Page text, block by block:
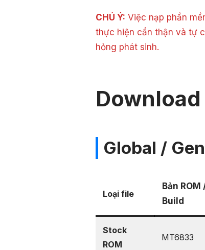
CHÚ Ý: Việc nạp phần
thực hiện cẩn thận và tự
hỏng phát sinh.
Download
Global /
Loại file
Bản ROM
Build
Stock
ROM
MT6833